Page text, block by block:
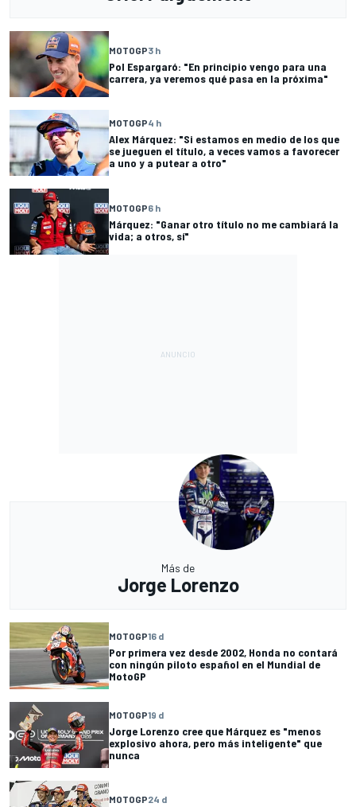
MOTOGP3 h
Pol Espargaró: "En principio vengo para una
carrera, ya veremos qué pasa en la próxima"
MOTOGP4 h
Alex Márquez: "Si estamos en medio de los que
se jueguen el título, a veces vamos a favorecer
a uno y a putear a otro"
MOTOGP6 h
Márquez: "Ganar otro título no me cambiará la
vida; a otros, sí"
Más de
Jorge Lorenzo
MOTOGP16 d
Por primera vez desde 2002, Honda no contará
con ningún piloto español en el Mundial de
MotoGP
MOTOGP19 d
Jorge Lorenzo cree que Márquez es "menos
explosivo ahora, pero más inteligente" que
nunca
MOTOGP24 d